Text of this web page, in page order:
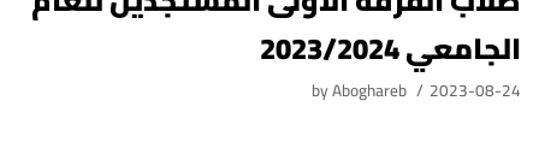
الرؤية والرسالة
الاهداف الاستراتيجية
الأقسام العلمية
قطاعات الكلية
الجامعي 2023/2024
byAboghareb 2023-08-24